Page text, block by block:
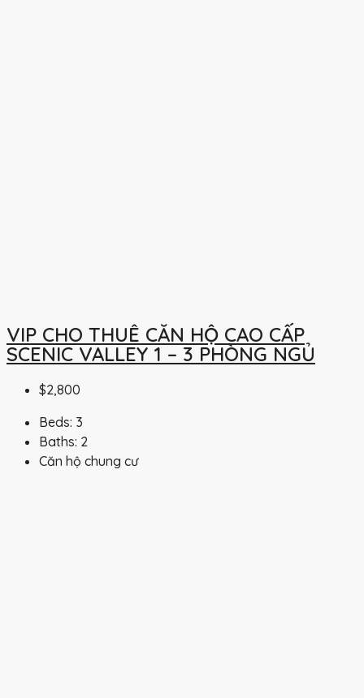
VIP CHO THUÊ CĂN HỘ CAO CẤP
SCENIC VALLEY 1 – 3 PHÒNG NGỦ
$2,800
Beds: 3
Baths: 2
Căn hộ chung cư